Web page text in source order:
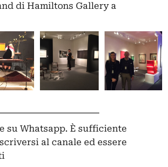
di Hamiltons Gallery a
su Whatsapp. È sufficiente
al canale ed essere